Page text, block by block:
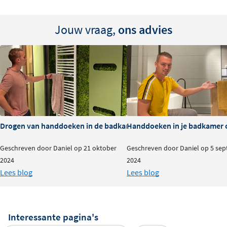
inbegrepen. Montage is eenvoudig en stevig. Kies uw
favoriete kleur en voeg functionaliteit en stijl toe aan uw
badkamer.
Jouw vraag, ons advies
Drogen van handdoeken in de badkamer: do's & dont's
Geschreven door Daniel op 21 oktober
2024
Lees blog
Handdoeken in je
Geschreven door Daniel op 5
2024
Lees blog
Interessante pagina's